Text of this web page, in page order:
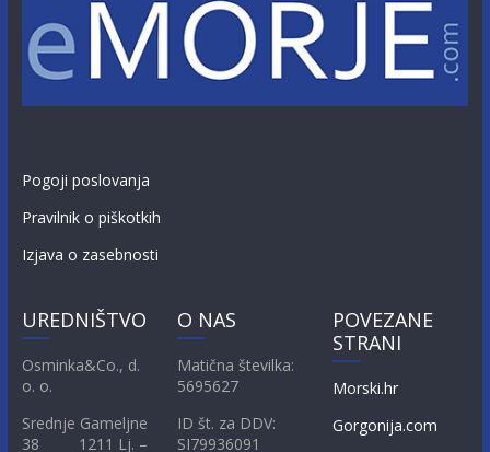
Pogoji poslovanja
Pravilnik o piškotkih
Izjava o zasebnosti
UREDNIŠTVO
Osminka&Co., d.
o. o.
Srednje Gameljne
38 1211 Lj. –
O NAS
Matična številka:
5695627
ID št. za DDV:
SI79936091
POVEZANE
STRANI
Morski.hr
Gorgonija.com